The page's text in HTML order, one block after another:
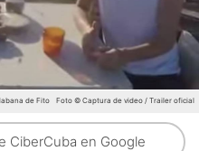
de Fito Foto © Captura de video / Trailer oficial
CiberCuba en Google